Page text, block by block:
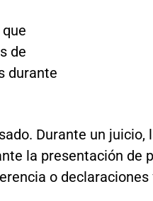
de
durante
Durante un juicio,
la presentación de
o declaraciones